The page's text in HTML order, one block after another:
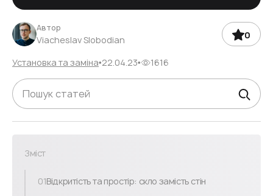
Автор
Viacheslav Slobodian 0
Установка та заміна 22.04.23 1616
Зміст
01Відкритість та простір: скло замість стін